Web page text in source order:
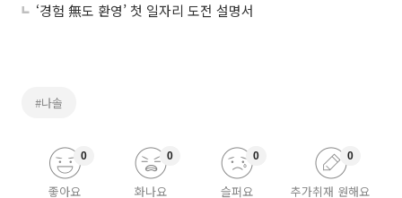
‘경험 無도 환영’ 첫 일자리 도전 설명서
#나솔
좋아요
0
화나요
0
슬퍼요
0
추가취재 원해요
0